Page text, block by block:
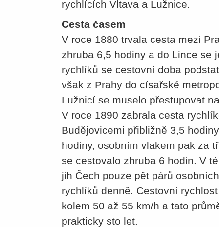
rychlících Vltava a Lužnice.
Cesta časem
V roce 1880 trvala cesta mezi
zhruba 6,5 hodiny a do Lince se
rychlíků se cestovní doba
však z Prahy do císařské
Lužnicí se muselo přestupovat
V roce 1890 zabrala cesta
Budějovicemi přibližně 3,5
hodiny, osobním vlakem pak za
se cestovalo zhruba 6 hodin. V
jih Čech pouze pět párů
rychlíků denně. Cestovní
kolem 50 až 55 km/h a tato
prakticky sto let.